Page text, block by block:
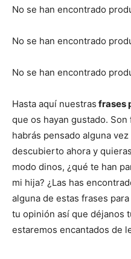
No se han encontrado
No se han encontrado
No se han encontrado
Hasta aquí nuestras frases
que os hayan gustado.
habrás pensado alguna
descubierto ahora y
modo dinos, ¿qué te han
mi hija? ¿Las has
alguna de estas frases
tu opinión así que déjanos
estaremos encantados de